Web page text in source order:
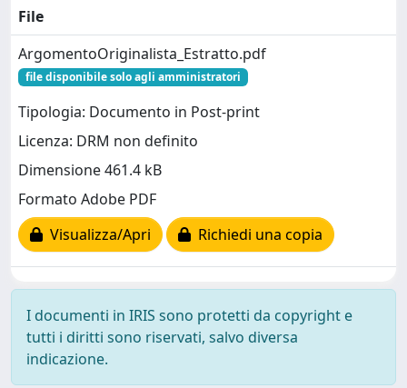
File
ArgomentoOriginalista_Estratto.pdf
file disponibile solo agli amministratori
Tipologia: Documento in Post-print
Licenza: DRM non definito
Dimensione 461.4 kB
Formato Adobe PDF
Visualizza/Apri
Richiedi una copia
I documenti in IRIS sono protetti da copyright e
tutti i diritti sono riservati, salvo diversa
indicazione.